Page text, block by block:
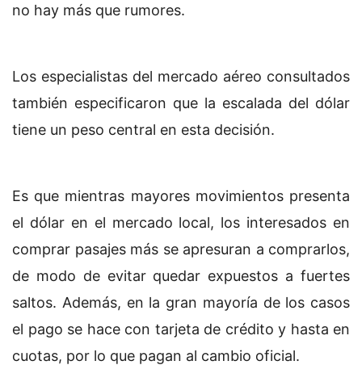
no hay más que rumores.
Los especialistas del mercado aéreo consultados
también especificaron que la escalada del dólar
tiene un peso central en esta decisión.
Es que mientras mayores movimientos presenta
el dólar en el mercado local, los interesados en
comprar pasajes más se apresuran a comprarlos,
de modo de evitar quedar expuestos a fuertes
saltos. Además, en la gran mayoría de los casos
el pago se hace con tarjeta de crédito y hasta en
cuotas, por lo que pagan al cambio oficial.